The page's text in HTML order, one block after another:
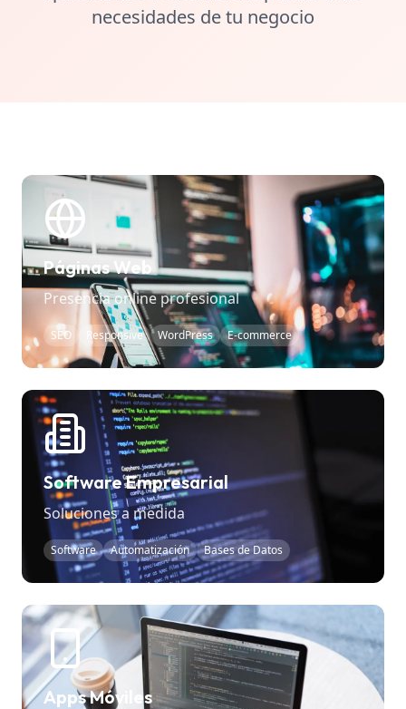
necesidades de tu negocio
Páginas Web
Presencia online profesional
SEO Responsive WordPress E-commerce
Software Empresarial
Soluciones a medida
Software Automatización Bases de Datos
Apps Móviles